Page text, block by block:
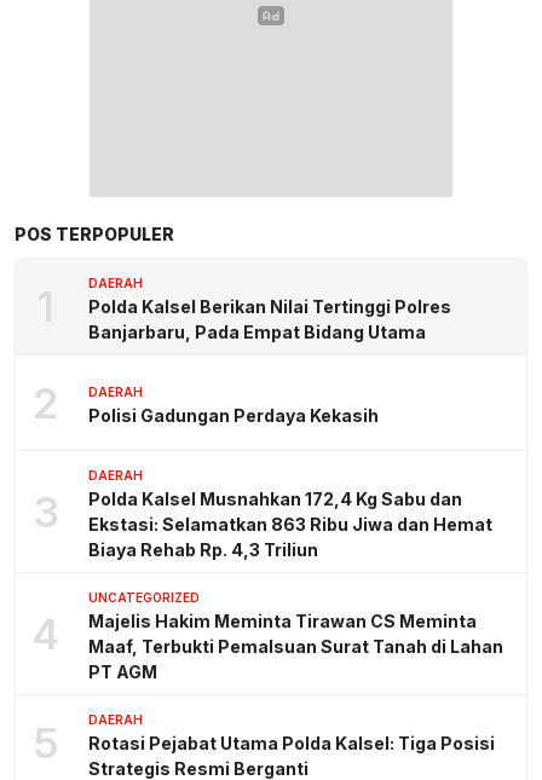
POS TERPOPULER
1 DAERAH
Polda Kalsel Berikan Nilai Tertinggi Polres
Banjarbaru, Pada Empat Bidang Utama
2 DAERAH
Polisi Gadungan Perdaya Kekasih
3
DAERAH
Polda Kalsel Musnahkan 172,4 Kg Sabu dan
Ekstasi: Selamatkan 863 Ribu Jiwa dan Hemat
Biaya Rehab Rp. 4,3 Triliun
4
UNCATEGORIZED
Majelis Hakim Meminta Tirawan CS Meminta
Maaf, Terbukti Pemalsuan Surat Tanah di Lahan
PT AGM
5 DAERAH
Rotasi Pejabat Utama Polda Kalsel: Tiga Posisi
Strategis Resmi Berganti